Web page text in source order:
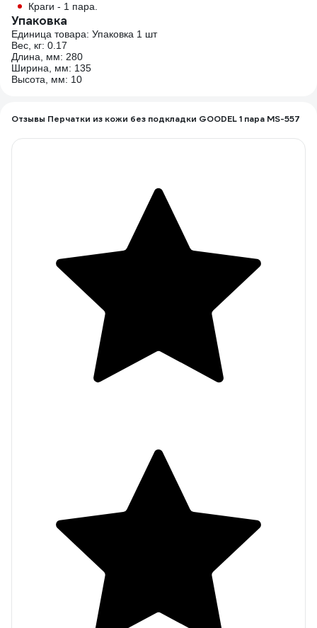
Краги - 1 пара.
Упаковка
Единица товара: Упаковка 1 шт
Вес, кг: 0.17
Длина, мм: 280
Ширина, мм: 135
Высота, мм: 10
Отзывы Перчатки из кожи без подкладки GOODEL 1 пара MS-557